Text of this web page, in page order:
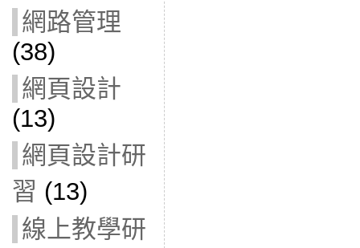
網路管理
(38)
網頁設計
(13)
網頁設計研
習 (13)
線上教學研